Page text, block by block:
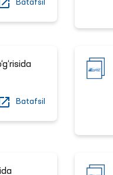
Batafsil
Batafsil